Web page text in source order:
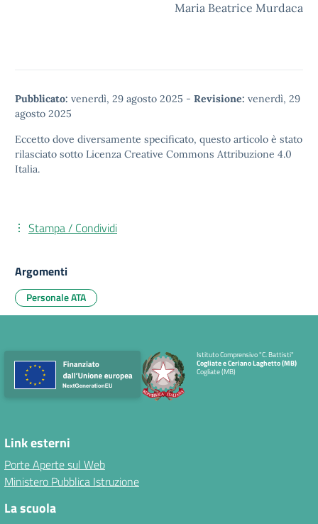
Maria Beatrice Murdaca
Pubblicato: venerdì, 29 agosto 2025 - Revisione: venerdì, 29
agosto 2025
Eccetto dove diversamente specificato, questo articolo è stato
rilasciato sotto Licenza Creative Commons Attribuzione 4.0
Italia.
Stampa / Condividi
Argomenti
Personale ATA
Istituto Comprensivo "C. Battisti"
Cogliate e Ceriano Laghetto (MB)
Cogliate (MB)
Link esterni
Porte Aperte sul Web
Ministero Pubblica Istruzione
La scuola